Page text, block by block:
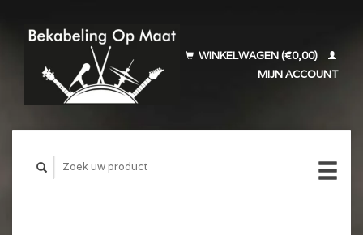
WINKELWAGEN (€0,00)
MIJN ACCOUNT